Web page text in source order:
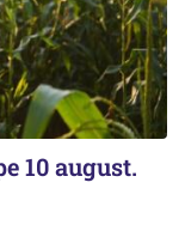
10 august.